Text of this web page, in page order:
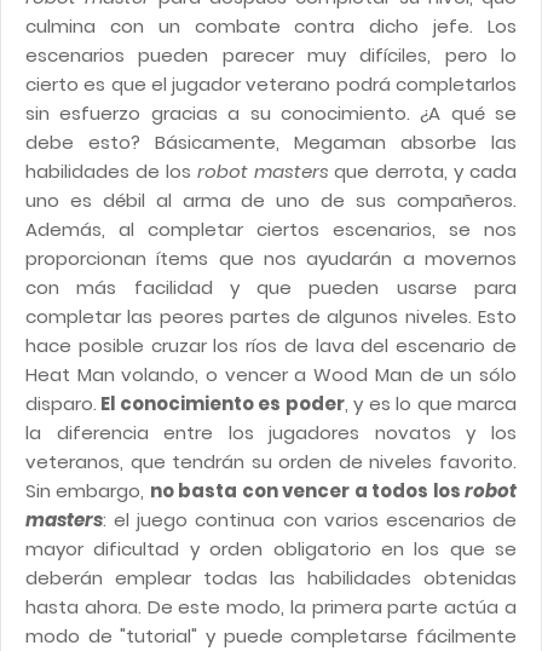
culmina con un combate contra dicho jefe. Los
escenarios pueden parecer muy difíciles, pero lo
cierto es que el jugador veterano podrá completarlos
sin esfuerzo gracias a su conocimiento. ¿A qué se
debe esto? Básicamente, Megaman absorbe las
habilidades de los robot masters que derrota, y cada
uno es débil al arma de uno de sus compañeros.
Además, al completar ciertos escenarios, se nos
proporcionan ítems que nos ayudarán a movernos
con más facilidad y que pueden usarse para
completar las peores partes de algunos niveles. Esto
hace posible cruzar los ríos de lava del escenario de
Heat Man volando, o vencer a Wood Man de un sólo
disparo. El conocimiento es poder, y es lo que marca
la diferencia entre los jugadores novatos y los
veteranos, que tendrán su orden de niveles favorito.
Sin embargo, no basta con vencer a todos losrobot
masters: el juego continua con varios escenarios de
mayor dificultad y orden obligatorio en los que se
deberán emplear todas las habilidades obtenidas
hasta ahora. De este modo, la primera parte actúa a
modo de "tutorial" y puede completarse fácilmente